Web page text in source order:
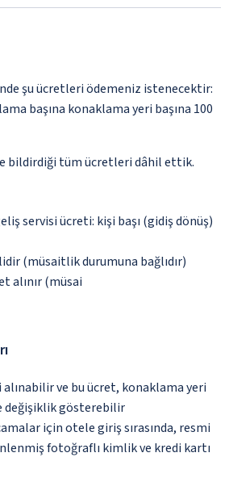
şu ücretleri ödemeniz istenecektir:
başına konaklama yeri başına 100
bildirdiği tüm ücretleri dâhil ettik.
servisi ücreti: kişi başı (gidiş dönüş)
(müsaitlik durumuna bağlıdır)
alınır (müsai
ve bu ücret, konaklama yeri
değişiklik gösterebilir
için otele giriş sırasında, resmi
fotoğraflı kimlik ve kredi kartı